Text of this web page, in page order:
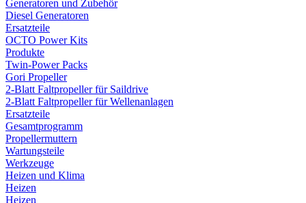
Generatoren und Zubehör
Diesel Generatoren
Ersatzteile
OCTO Power Kits
Produkte
Twin-Power Packs
Gori Propeller
2-Blatt Faltpropeller für Saildrive
2-Blatt Faltpropeller für Wellenanlagen
Ersatzteile
Gesamtprogramm
Propellermuttern
Wartungsteile
Werkzeuge
Heizen und Klima
Heizen
Heizen